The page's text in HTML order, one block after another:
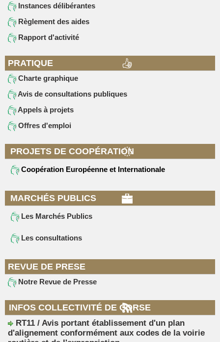
Instances délibérantes
Règlement des aides
Rapport d'activité
PRATIQUE
Charte graphique
Avis de consultations publiques
Appels à projets
Offres d'emploi
PROJETS DE COOPÉRATION
Coopération Européenne et Internationale
MARCHÉS PUBLICS
Les Marchés Publics
Les consultations
REVUE DE PRESE
Notre Revue de Presse
INFOS COLLECTIVITÉ DE CORSE
RT11 / Avis portant établissement d'un plan
d'alignement conformément aux codes de la voirie